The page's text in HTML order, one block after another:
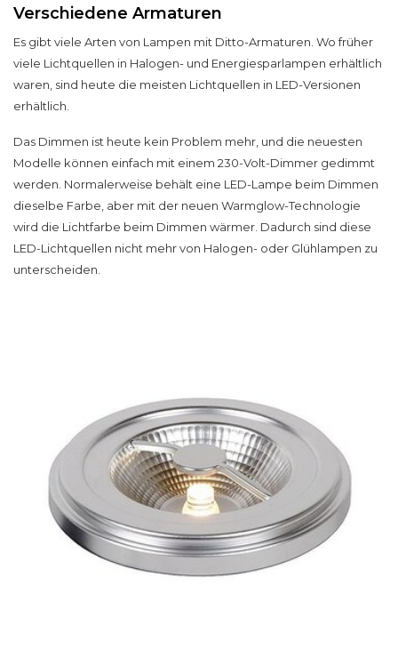
Verschiedene Armaturen
Es gibt viele Arten von Lampen mit Ditto-Armaturen. Wo früher
viele Lichtquellen in Halogen- und Energiesparlampen erhältlich
waren, sind heute die meisten Lichtquellen in LED-Versionen
erhältlich.
Das Dimmen ist heute kein Problem mehr, und die neuesten
Modelle können einfach mit einem 230-Volt-Dimmer gedimmt
werden. Normalerweise behält eine LED-Lampe beim Dimmen
dieselbe Farbe, aber mit der neuen Warmglow-Technologie
wird die Lichtfarbe beim Dimmen wärmer. Dadurch sind diese
LED-Lichtquellen nicht mehr von Halogen- oder Glühlampen zu
unterscheiden.